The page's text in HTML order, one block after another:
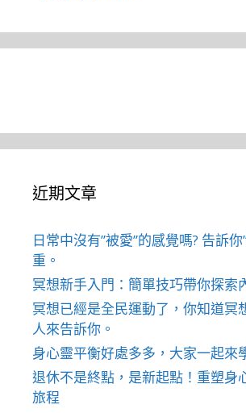
近期文章
日常中沒有”被愛”的感覺嗎? 告訴你
重。
冥想新手入門：簡單技巧帶你探索
冥想已經是全民運動了，你知道冥
人來告訴你。
身心靈平衡好處多多，大家一起來
退休不是終點，是新起點！重塑身
旅程